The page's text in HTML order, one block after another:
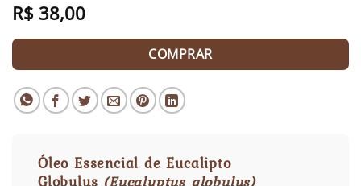
R$ 38,00
COMPRAR
Óleo Essencial de Eucalipto
Globulus (Eucalyptus globulus)